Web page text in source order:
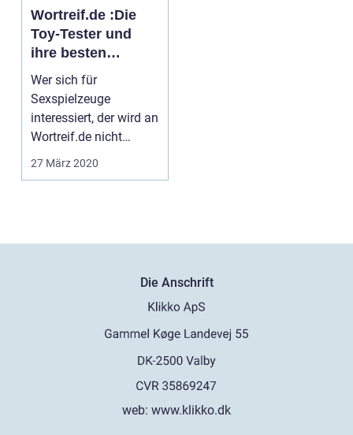
Wortreif.de :Die
Toy-Tester und
ihre besten
Spielzeuge
Wer sich für
Sexspielzeuge
interessiert, der wird an
Wortreif.de nicht
vorbeikommen. Denn
27 März 2020
Die Anschrift
web: www.klikko.dk